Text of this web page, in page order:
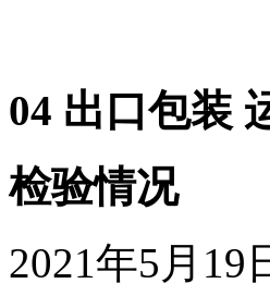
04 出口包装
检验情况
2021年5月